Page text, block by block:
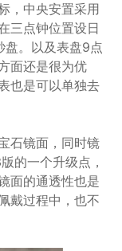
，中央安置采用
三点钟位置设日
盘。以及表盘9点
面还是很为优
也是可以单独去
石镜面，同时镜
的一个升级点，
面的通透性也是
戴过程中，也不